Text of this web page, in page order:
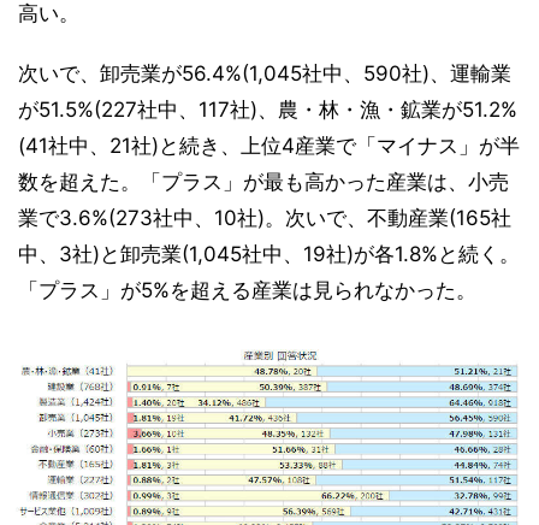
高い。
次いで、卸売業が56.4%(1,045社中、590社)、運輸業
が51.5%(227社中、117社)、農・林・漁・鉱業が51.2%
(41社中、21社)と続き、上位4産業で「マイナス」が半
数を超えた。「プラス」が最も高かった産業は、小売
業で3.6%(273社中、10社)。次いで、不動産業(165社
中、3社)と卸売業(1,045社中、19社)が各1.8%と続く。
「プラス」が5%を超える産業は見られなかった。